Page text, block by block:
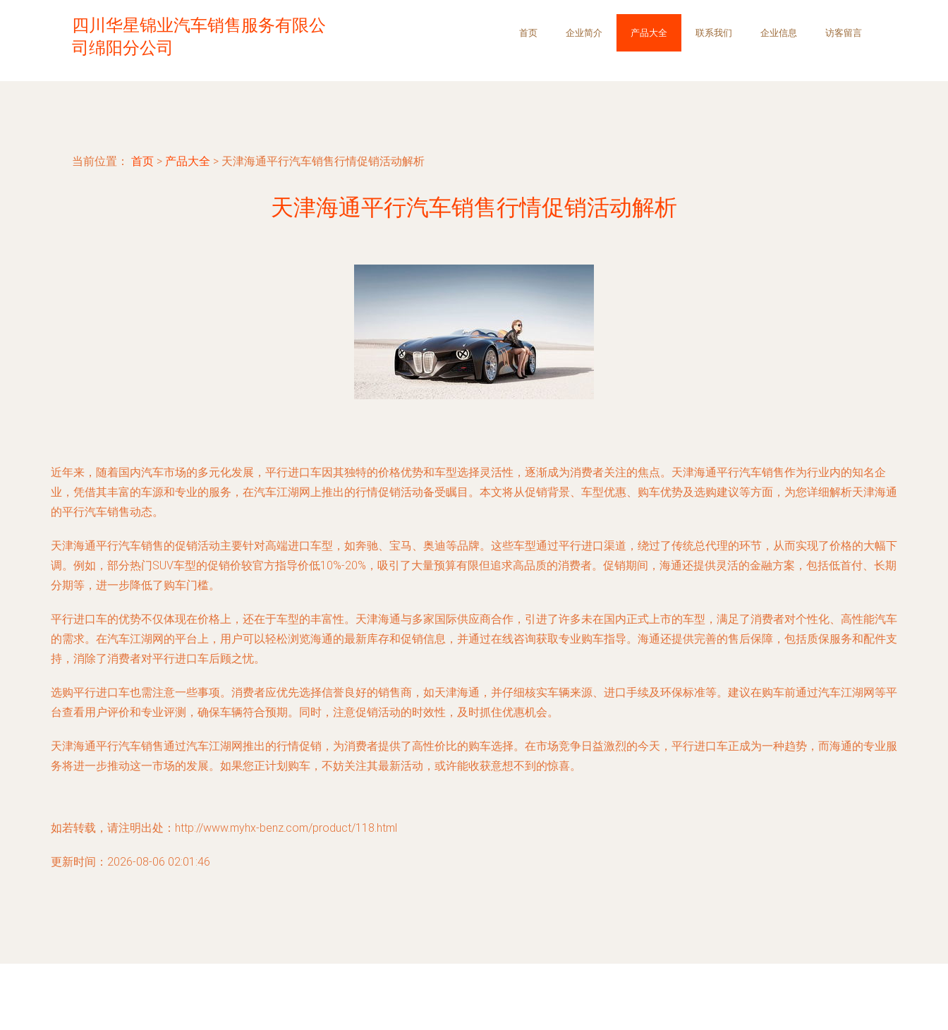
四川华星锦业汽车销售服务有限公
司绵阳分公司
首页 企业简介 产品大全 联系我们 企业信息 访客留言
当前位置： 首页 > 产品大全 > 天津海通平行汽车销售行情促销活动解析
天津海通平行汽车销售行情促销活动解析
近年来，随着国内汽车市场的多元化发展，平行进口车因其独特的价格优势和车型选择灵活性，逐渐成为消费者关注的焦点。天津海通平行汽车销售作为行业内的知名企
业，凭借其丰富的车源和专业的服务，在汽车江湖网上推出的行情促销活动备受瞩目。本文将从促销背景、车型优惠、购车优势及选购建议等方面，为您详细解析天津海通
的平行汽车销售动态。
天津海通平行汽车销售的促销活动主要针对高端进口车型，如奔驰、宝马、奥迪等品牌。这些车型通过平行进口渠道，绕过了传统总代理的环节，从而实现了价格的大幅下
调。例如，部分热门SUV车型的促销价较官方指导价低10%-20%，吸引了大量预算有限但追求高品质的消费者。促销期间，海通还提供灵活的金融方案，包括低首付、长期
分期等，进一步降低了购车门槛。
平行进口车的优势不仅体现在价格上，还在于车型的丰富性。天津海通与多家国际供应商合作，引进了许多未在国内正式上市的车型，满足了消费者对个性化、高性能汽车
的需求。在汽车江湖网的平台上，用户可以轻松浏览海通的最新库存和促销信息，并通过在线咨询获取专业购车指导。海通还提供完善的售后保障，包括质保服务和配件支
持，消除了消费者对平行进口车后顾之忧。
选购平行进口车也需注意一些事项。消费者应优先选择信誉良好的销售商，如天津海通，并仔细核实车辆来源、进口手续及环保标准等。建议在购车前通过汽车江湖网等平
台查看用户评价和专业评测，确保车辆符合预期。同时，注意促销活动的时效性，及时抓住优惠机会。
天津海通平行汽车销售通过汽车江湖网推出的行情促销，为消费者提供了高性价比的购车选择。在市场竞争日益激烈的今天，平行进口车正成为一种趋势，而海通的专业服
务将进一步推动这一市场的发展。如果您正计划购车，不妨关注其最新活动，或许能收获意想不到的惊喜。
如若转载，请注明出处：http://www.myhx-benz.com/product/118.html
更新时间：2026-08-06 02:01:46